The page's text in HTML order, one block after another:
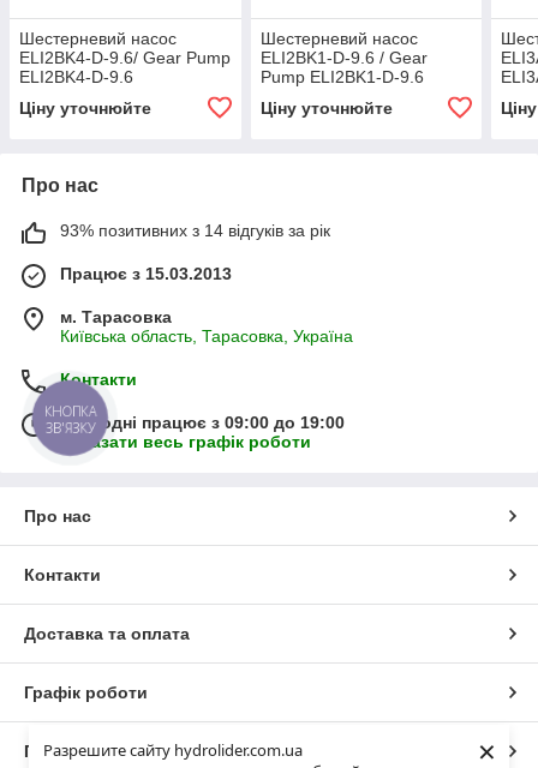
Разрешите сайту hydrolider.com.ua
×
Шестерневий насос
ELI2BK4-D-9.6/ Gear Pump
ELI2BK4-D-9.6
Ціну уточнюйте
Шестерневий насос
ELI2BK1-D-9.6 / Gear
Pump ELI2BK1-D-9.6
Ціну уточнюйте
Про нас
93% позитивних з 14 відгуків за рік
Працює з 15.03.2013
м. Тарасовка
Київська область, Тарасовка, Україна
Контакти
Сьогодні працює з 09:00 до 19:00
Показати весь графік роботи
Про нас
Контакти
Доставка та оплата
Графік роботи
Повна версія сайту
КНОПКА
ЗВ'ЯЗКУ